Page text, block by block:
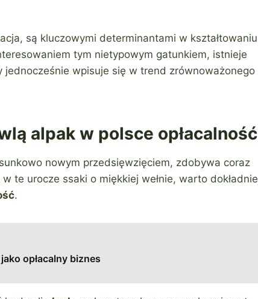
są kluczowymi determinantami w kształtowaniu
tym nietypowym gatunkiem, istnieje
wpisuje się w trend zrównoważonego
alpak w polsce opłacalność
nowym przedsięwzięciem, zdobywa coraz
te urocze ssaki o miękkiej wełnie, warto dokładnie
.
opłacalny biznes